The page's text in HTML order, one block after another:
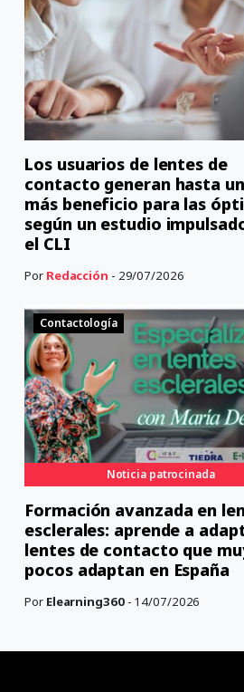
Los usuarios de lentes de
contacto generan hasta
más beneficio para las
según un estudio
el CLI
Por Redacción - 29/07/2026
Contactología
Noticia patrocinada
Formación avanzada en
esclerales: aprende a
lentes de contacto que
pocos adaptan en España
Por Elearning360- 14/07/2026